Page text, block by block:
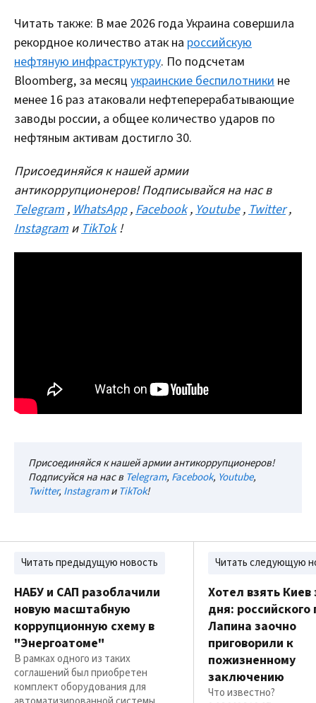
Читать также: В мае 2026 года Украина совершила
рекордное количество атак на российскую
нефтяную инфраструктуру. По подсчетам
Bloomberg, за месяц украинские беспилотники не
менее 16 раз атаковали нефтеперерабатывающие
заводы россии, а общее количество ударов по
нефтяным активам достигло 30.
Присоединяйся к нашей армии
антикоррупционеров! Подписывайся на нас в
Telegram , WhatsApp , Facebook , Youtube , Twitter ,
Instagram и TikTok !
Присоединяйся к нашей армии антикоррупционеров!
Подписуйся на нас в Telegram, Facebook, Youtube,
Twitter, InstagramиTikTok!
Читать предыдущую новость
НАБУ и САП разоблачили
новую масштабную
коррупционную схему в
"Энергоатоме"
В рамках одного из таких
соглашений был приобретен
комплект оборудования для
Читать следующую
Хотел взять Киев
дня: российского
Лапина заочно
приговорили к
пожизненному
заключению
Что известно?